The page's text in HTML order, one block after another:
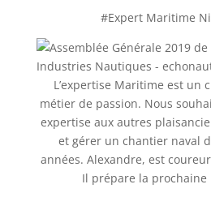
#Expert Maritime
L’expertise Maritime est un
métier de passion. Nous
expertise aux autres
et gérer un chantier naval
années. Alexandre, est
Il prépare la